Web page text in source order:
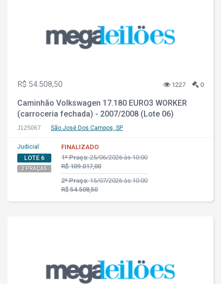
R$ 54.508,50 1227 0
Caminhão Volkswagen 17.180 EURO3 WORKER
(carroceria fechada) - 2007/2008 (Lote 06)
J125067 São José Dos Campos, SP
Judicial
LOTE 6
2 PRAÇAS
FINALIZADO
1ª Praça:25/06/2026 às 10:00
R$ 109.017,00
2ª Praça:15/07/2026 às 10:00
R$ 54.508,50